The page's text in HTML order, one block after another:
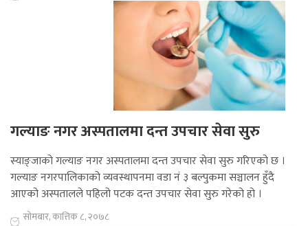
गल्याङ नगर अस्पतालमा दन्त उपचार सेवा सुरु
स्याङ्जाको गल्याङ नगर अस्पतालमा दन्त उपचार सेवा सुरु गरिएको छ ।
गल्याङ नगरपालिकाको व्यवस्थापनमा वडा नं ३ बल्पुकमा सञ्चालन हुँदै
आएको अस्पतालले पहिलो पटक दन्त उपचार सेवा सुरु गरेको हो ।
सोमबार, कात्तिक ८, २०७८